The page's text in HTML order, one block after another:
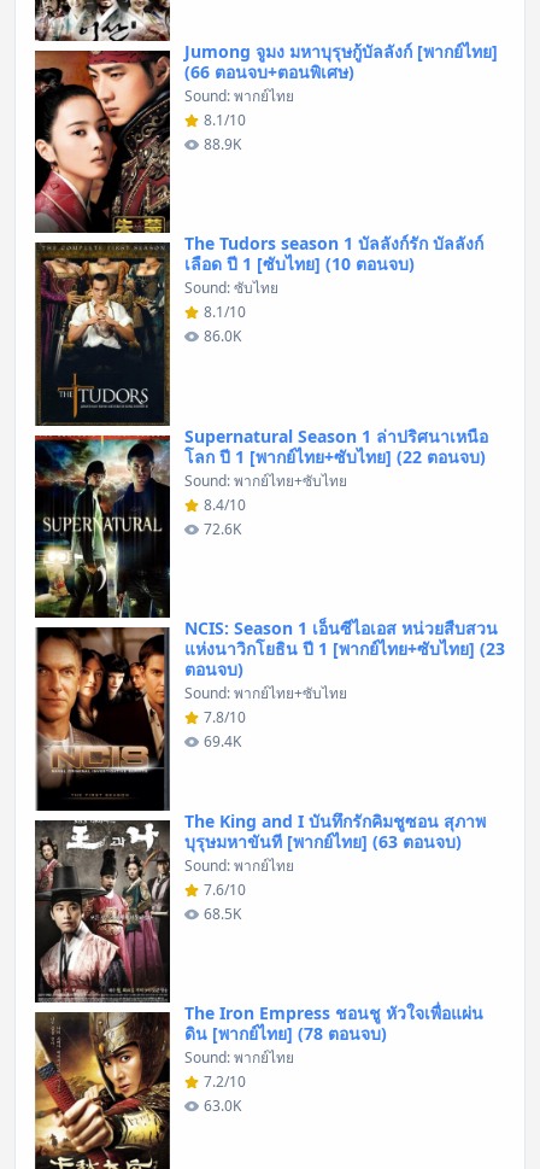
Jumong จูมง มหาบุรุษกู้บัลลังก์ [พากย์ไทย]
(66 ตอนจบ+ตอนพิเศษ)
Sound: พากย์ไทย
8.1/10
88.9K
The Tudors season 1 บัลลังก์รัก บัลลังก์
เลือด ปี 1 [ซับไทย] (10 ตอนจบ)
Sound: ซับไทย
8.1/10
86.0K
Supernatural Season 1 ล่าปริศนาเหนือ
โลก ปี 1 [พากย์ไทย+ซับไทย] (22 ตอนจบ)
Sound: พากย์ไทย+ซับไทย
8.4/10
72.6K
NCIS: Season 1 เอ็นซีไอเอส หน่วยสืบสวน
แห่งนาวิกโยธิน ปี 1 [พากย์ไทย+ซับไทย] (23
ตอนจบ)
Sound: พากย์ไทย+ซับไทย
7.8/10
69.4K
The King and I บันทึกรักคิมชูซอน สุภาพ
บุรุษมหาขันที [พากย์ไทย] (63 ตอนจบ)
Sound: พากย์ไทย
7.6/10
68.5K
The Iron Empress ชอนชู หัวใจเพื่อแผ่น
ดิน [พากย์ไทย] (78 ตอนจบ)
Sound: พากย์ไทย
7.2/10
63.0K